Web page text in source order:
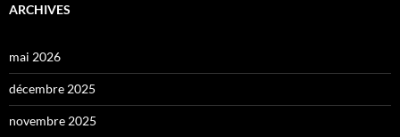
ARCHIVES
mai 2026
décembre 2025
novembre 2025